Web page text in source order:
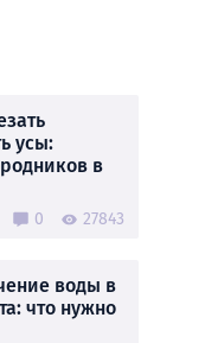
усы:
в
0 27843
воды в
что нужно